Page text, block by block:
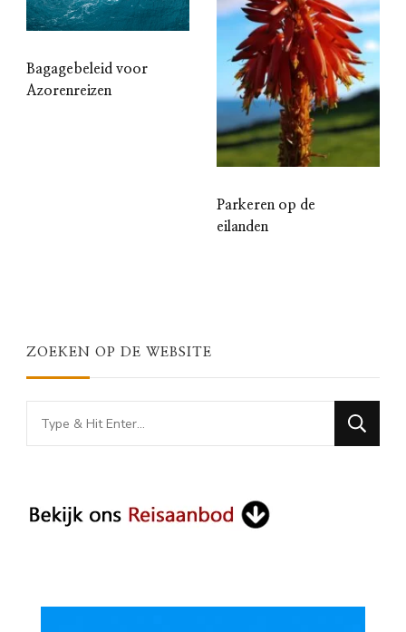
Bagagebeleid voor
Azorenreizen
Parkeren op de
eilanden
ZOEKEN OP DE WEBSITE
Looking
for